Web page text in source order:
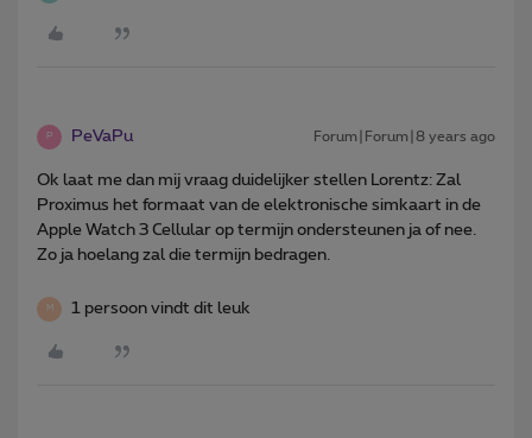
P PeVaPu Forum|Forum|8 years ago
Ok laat me dan mij vraag duidelijker stellen Lorentz: Zal
Proximus het formaat van de elektronische simkaart in de
Apple Watch 3 Cellular op termijn ondersteunen ja of nee.
Zo ja hoelang zal die termijn bedragen.
M 1 persoon vindt dit leuk